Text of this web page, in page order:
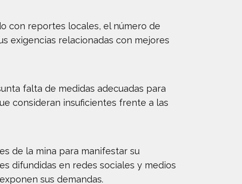
con reportes locales, el número de
exigencias relacionadas con mejores
falta de medidas adecuadas para
consideran insuficientes frente a las
de la mina para manifestar su
difundidas en redes sociales y medios
sus demandas.